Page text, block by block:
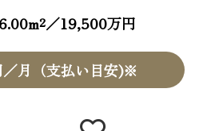
／19,500万円
月（支払い目安)※